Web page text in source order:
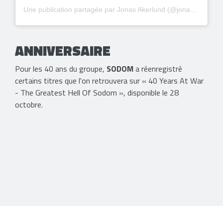
ANNIV​ERSAIRE
Pour les 40 ans du groupe, SODOMa réenregistré
certains titres que l'on retrouvera sur « 40 Years At War
- The Greatest Hell Of Sodom », disponible le 28
octobre.